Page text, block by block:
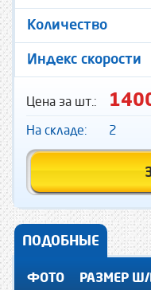
Количество
Индекс скорости
Цена за шт.:
На складе: 2
ПОДОБНЫЕ
ФОТО РАЗМЕР